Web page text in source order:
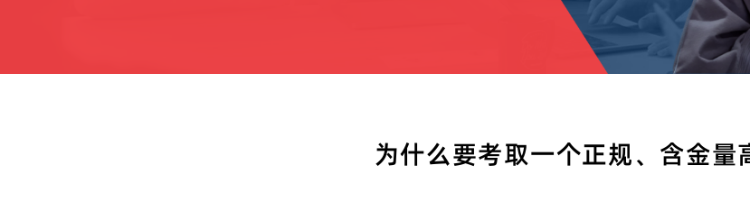
为什么要考取一个正规、含金量